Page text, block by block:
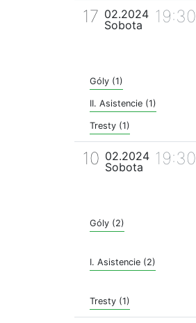
17 02.2024
Sobota
19:30
Góly (1)
II. Asistencie (1)
Tresty (1)
10 02.2024
Sobota
19:30
Góly (2)
I. Asistencie (2)
Tresty (1)